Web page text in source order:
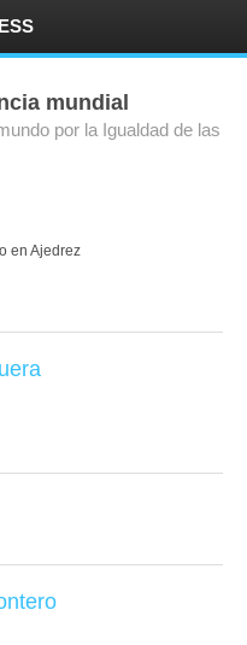
mundial
por la Igualdad de las
en Ajedrez